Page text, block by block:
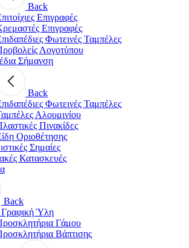
Back
Επιγραφές
Επιγραφές
Φωτεινές Ταμπέλες
Λογοτύπου
Σήμανση
Back
Φωτεινές Ταμπέλες
Αλουμινίου
Πινακίδες
Οριοθέτησης
Σημαίες
Κατασκευές
Back
Ύλη
Γάμου
Βάπτισης